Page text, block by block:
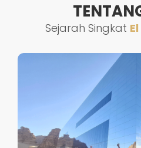
Sejarah Singkat